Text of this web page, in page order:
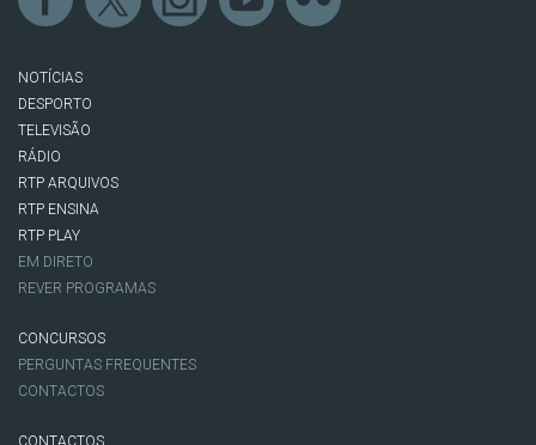
NOTÍCIAS
DESPORTO
TELEVISÃO
RÁDIO
RTP ARQUIVOS
RTP ENSINA
RTP PLAY
EM DIRETO
REVER PROGRAMAS
CONCURSOS
PERGUNTAS FREQUENTES
CONTACTOS
CONTACTOS